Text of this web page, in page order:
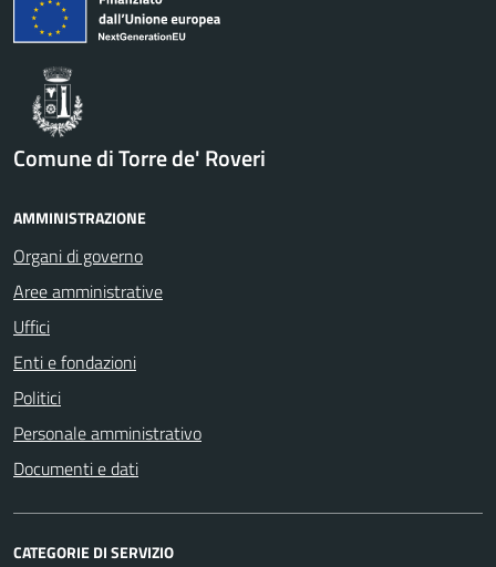
Comune di Torre de' Roveri
AMMINISTRAZIONE
Organi di governo
Aree amministrative
Uffici
Enti e fondazioni
Politici
Personale amministrativo
Documenti e dati
CATEGORIE DI SERVIZIO